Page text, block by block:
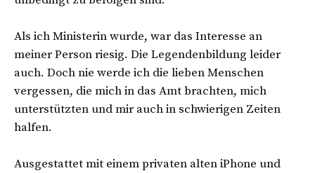
Als ich Ministerin wurde, war das Interesse an
meiner Person riesig. Die Legendenbildung leider
auch. Doch nie werde ich die lieben Menschen
vergessen, die mich in das Amt brachten, mich
unterstützten und mir auch in schwierigen Zeiten
halfen.
Ausgestattet mit einem privaten alten iPhone und